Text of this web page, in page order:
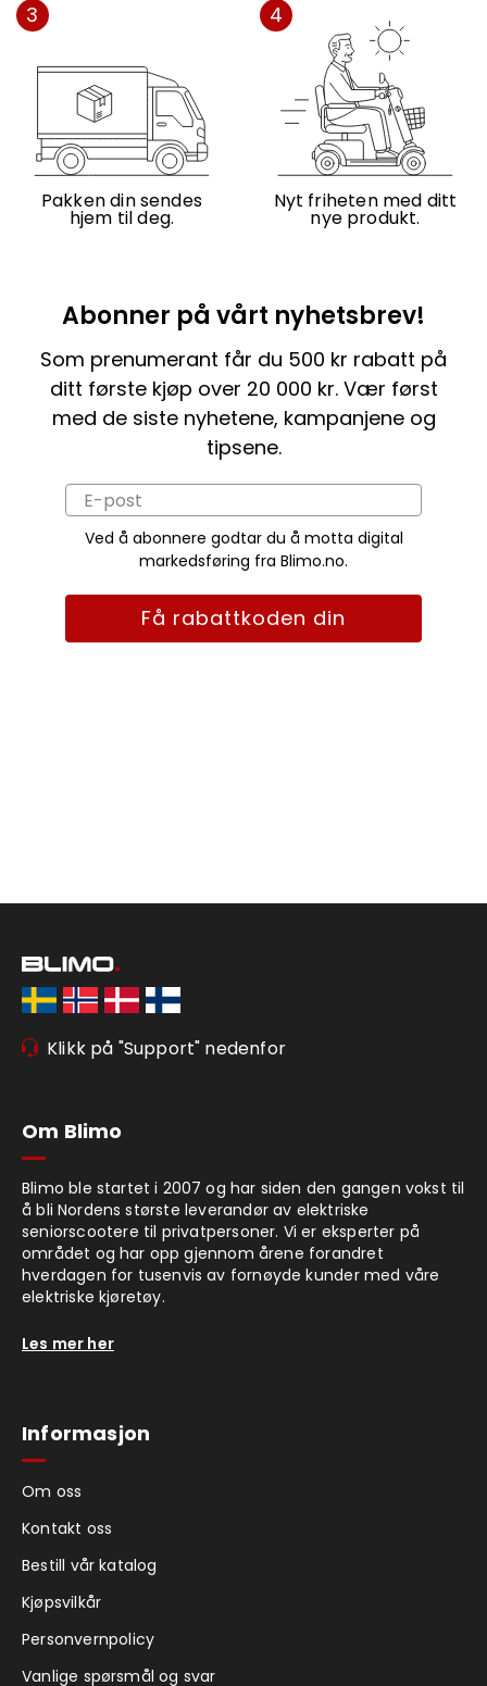
3
Pakken din sendes
hjem til deg.
4
Nyt friheten med ditt
nye produkt.
Abonner på vårt nyhetsbrev!
Som prenumerant får du 500 kr rabatt på
ditt første kjøp over 20 000 kr. Vær først
med de siste nyhetene, kampanjene og
tipsene.
Ved å abonnere godtar du å motta digital
markedsføring fra Blimo.no.
Få rabattkoden din
Klikk på "Support" nedenfor
Om Blimo
Blimo ble startet i 2007 og har siden den gangen vokst til
å bli Nordens største leverandør av elektriske
seniorscootere til privatpersoner. Vi er eksperter på
området og har opp gjennom årene forandret
hverdagen for tusenvis av fornøyde kunder med våre
elektriske kjøretøy.
Les mer her
Informasjon
Om oss
Kontakt oss
Bestill vår katalog
Kjøpsvilkår
Personvernpolicy
Vanlige spørsmål og svar